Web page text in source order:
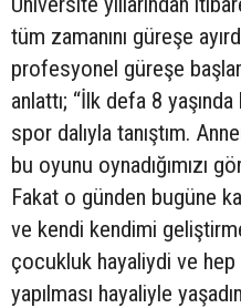
tüm zamanını güreşe
profesyonel güreşe
anlattı; “İlk defa 8
spor dalıyla tanıştım.
bu oyunu oynadığımızı
Fakat o günden bugüne
ve kendi kendimi
çocukluk hayaliydi ve hep
yapılması hayaliyle